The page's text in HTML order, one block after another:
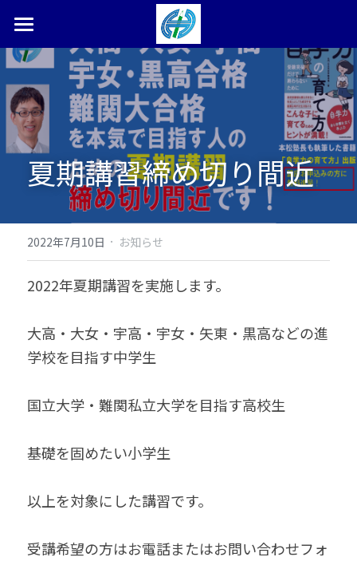
ホーム
塾長ブログ
本松学習塾とは
合格体験記・実績
お問い合わせ
検索
0287-36-9450
無料個別相談お申込
夏期講習締め切り間近
2022年7月10日 · お知らせ
2022年夏期講習を実施します。
大高・大女・宇高・宇女・矢東・黒高などの進
学校を目指す中学生
国立大学・難関私立大学を目指す高校生
基礎を固めたい小学生
以上を対象にした講習です。
受講希望の方はお電話またはお問い合わせフォ